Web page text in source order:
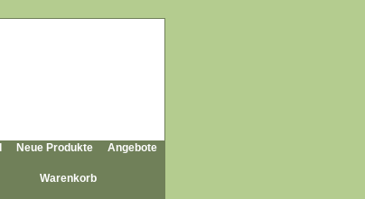
Neue Produkte Angebote
Warenkorb